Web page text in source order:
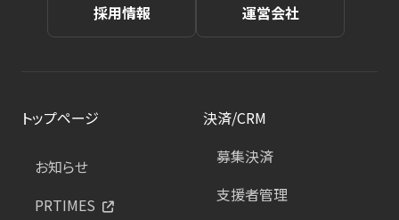
採用情報 運営会社
トップページ
お知らせ
PRTIMES
決済/CRM
募集決済
支援者管理